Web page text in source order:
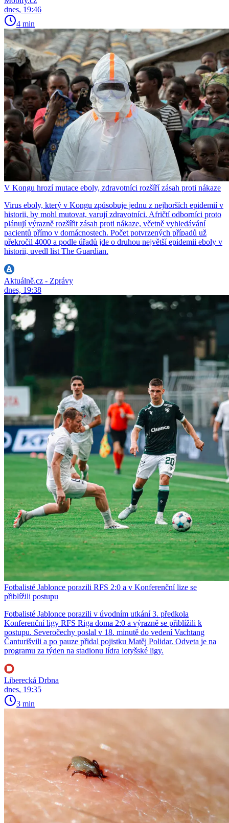
dnes, 19:46
4 min
V Kongu hrozí mutace eboly, zdravotníci rozšíří zásah proti nákaze
Virus eboly, který v Kongu způsobuje jednu z nejhorších epidemií v
historii, by mohl mutovat, varují zdravotníci. Afričtí odborníci proto
plánují výrazně rozšířit zásah proti nákaze, včetně vyhledávání
pacientů přímo v domácnostech. Počet potvrzených případů už
překročil 4000 a podle úřadů jde o druhou největší epidemii eboly v
historii, uvedl list The Guardian.
Aktuálně.cz - Zprávy
dnes, 19:38
Fotbalisté Jablonce porazili RFS 2:0 a v Konferenční lize se
přiblížili postupu
Fotbalisté Jablonce porazili v úvodním utkání 3. předkola
Konferenční ligy RFS Riga doma 2:0 a výrazně se přiblížili k
postupu. Severočechy poslal v 18. minutě do vedení Vachtang
Čanturišvili a po pauze přidal pojistku Matěj Polidar. Odveta je na
programu za týden na stadionu lídra lotyšské ligy.
Liberecká Drbna
dnes, 19:35
3 min